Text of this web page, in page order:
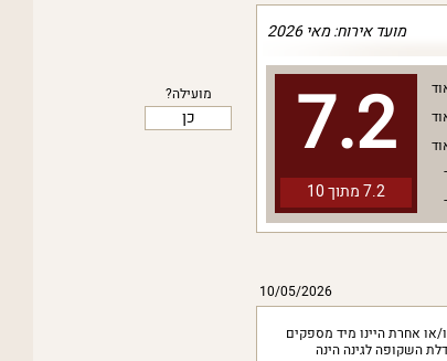
מועילה?
כן
מועד אירוח: מאי 2026
7.2
7.2 מתוך 10
10/05/2026
או אחרת היינו מיד מספקים
השקופה לגינה הינה